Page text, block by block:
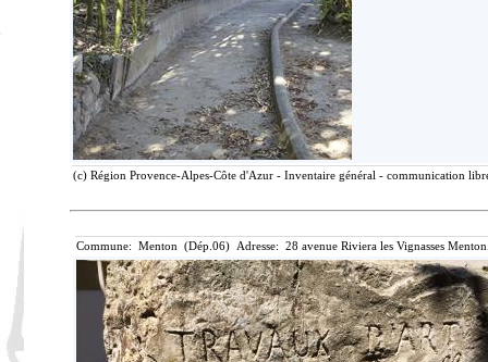
(c) Région Provence-Alpes-Côte d'Azur - Inventaire général - communication
Commune: Menton (Dép.06) Adresse: 28 avenue Riviera les Vignasses